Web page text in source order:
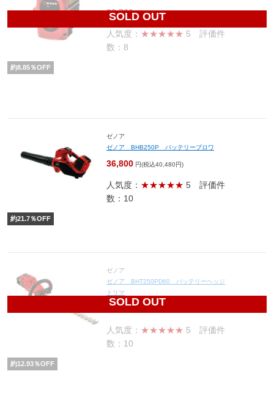
SOLD OUT
23,700円(税込26,070円)
人気度： ★★★★★ 5 評価件
数：8
約8.85％OFF
ゼノア
ゼノア BHB250P バッテリーブロワ
36,800 円(税込40,480円)
人気度： ★★★★★ 5 評価件
数：10
約21.7％OFF
SOLD OUT
ゼノア
ゼノア BHT250PD60 バッテリーヘッジ
トリマ
87,940
人気度： ★★★★★ 5 評価件
数：10
約12.93％OFF